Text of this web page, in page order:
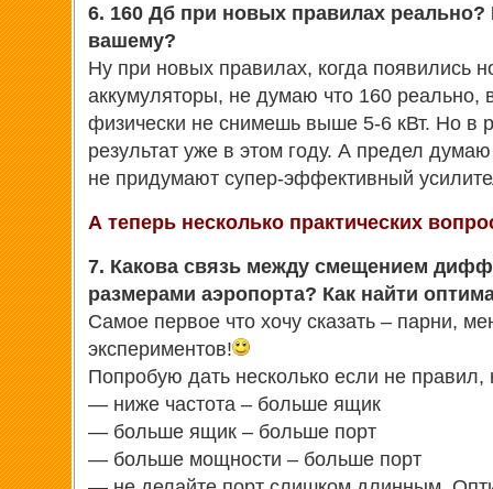
6. 160 Дб при новых правилах реально?
вашему?
Ну при новых правилах, когда появились
аккумуляторы, не думаю что 160 реально,
физически не снимешь выше 5-6 кВт. Но в
результат уже в этом году. А предел
не придумают супер-эффективный
А теперь несколько практических
7. Какова связь между смещением
размерами аэропорта? Как найти
Самое первое что хочу сказать – парни,
экспериментов!
Попробую дать несколько если не
— ниже частота – больше ящик
— больше ящик – больше порт
— больше мощности – больше порт